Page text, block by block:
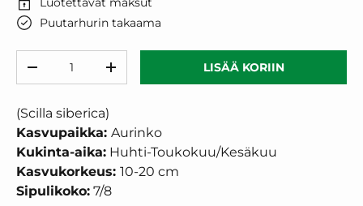
Puutarhurin takaama
VÄHENNÄ MÄÄRÄÄLISÄÄ MÄÄRÄÄ LISÄÄ KORIIN
(Scilla siberica)
Kasvupaikka: Aurinko
Kukinta-aika: Huhti-Toukokuu/Kesäkuu
Kasvukorkeus: 10-20 cm
Sipulikoko: 7/8